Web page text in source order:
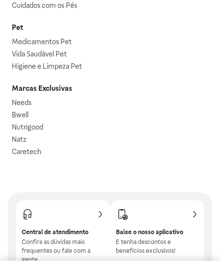
Cuidados com os Pés
Pet
Medicamentos Pet
Vida Saudável Pet
Higiene e Limpeza Pet
Marcas Exclusivas
Needs
Bwell
Nutrigood
Natz
Caretech
Central de atendimento
Confira as dúvidas mais
frequentes ou fale com a
gente.
Baixe o nosso aplicativo
E tenha descontos e
benefícios exclusivos!